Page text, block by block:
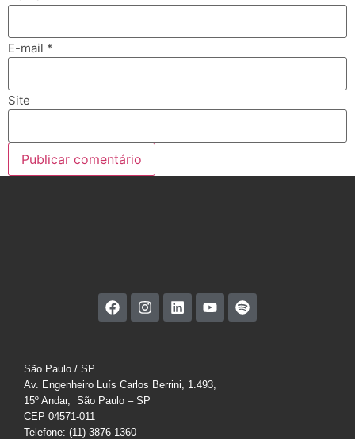
E-mail *
Site
São Paulo / SP
Av. Engenheiro Luís Carlos Berrini, 1.493,
15º Andar, São Paulo – SP
CEP 04571-011
Telefone: (11) 3876-1360